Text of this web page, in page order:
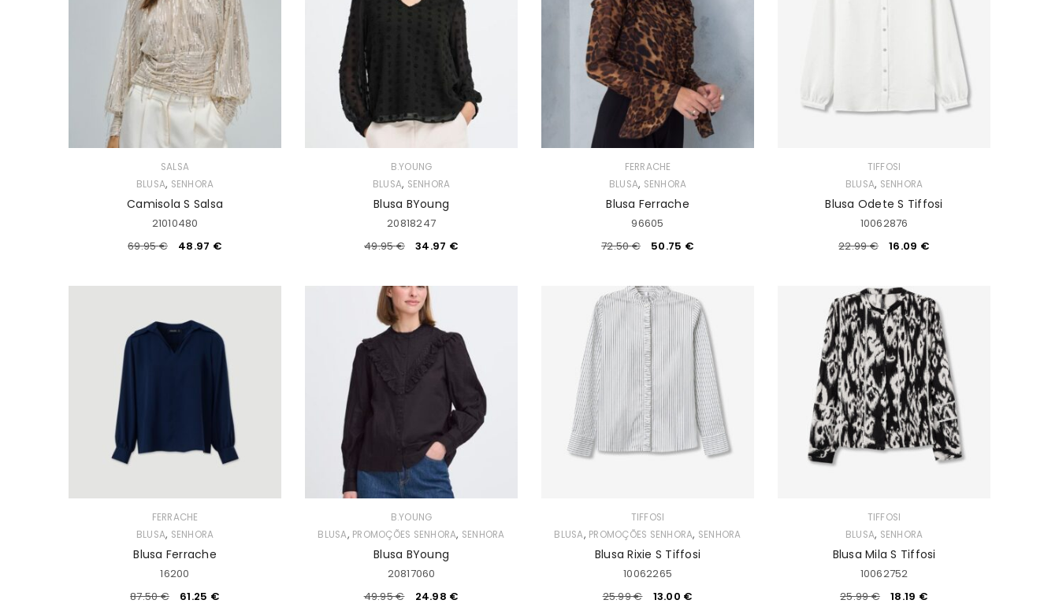
SALSA
BLUSA, SENHORA
Camisola S Salsa
21010480
69.95€ 48.97 €
B.YOUNG
BLUSA, SENHORA
Blusa BYoung
20818247
49.95€ 34.97 €
FERRACHE
BLUSA, SENHORA
Blusa Ferrache
96605
72.50€ 50.75 €
TIFFOSI
BLUSA, SENHORA
Blusa Odete S Tiffosi
10062876
22.99€ 16.09 €
FERRACHE
BLUSA, SENHORA
Blusa Ferrache
16200
87.50€ 61.25 €
B.YOUNG
BLUSA, PROMOÇÕES SENHORA, SENHORA
Blusa BYoung
20817060
49.95€ 24.98 €
TIFFOSI
BLUSA, PROMOÇÕES SENHORA, SENHORA
Blusa Rixie S Tiffosi
10062265
25.99€ 13.00 €
TIFFOSI
BLUSA, SENHORA
Blusa Mila S Tiffosi
10062752
25.99€ 18.19 €